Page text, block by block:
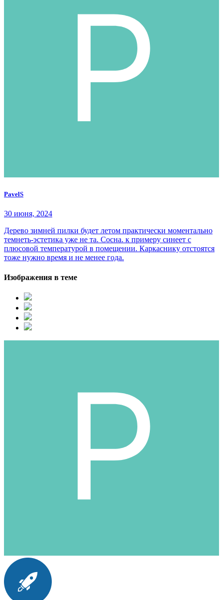
PavelS
30 июня, 2024
Дерево зимней пилки будет летом практически моментально
темнеть-эстетика уже не та. Сосна. к примеру синеет с
плюсовой температурой в помещении. Каркаснику отстоятся
тоже нужно время и не менее года.
Изображения в теме